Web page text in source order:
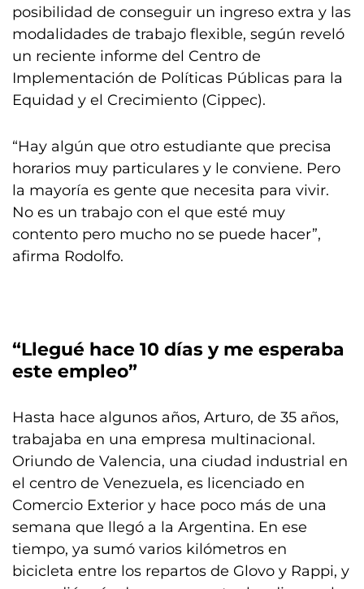
posibilidad de conseguir un ingreso extra y las
modalidades de trabajo flexible, según reveló
un reciente informe del Centro de
Implementación de Políticas Públicas para la
Equidad y el Crecimiento (Cippec).
“Hay algún que otro estudiante que precisa
horarios muy particulares y le conviene. Pero
la mayoría es gente que necesita para vivir.
No es un trabajo con el que esté muy
contento pero mucho no se puede hacer”,
afirma Rodolfo.
“Llegué hace 10 días y me esperaba
este empleo”
Hasta hace algunos años, Arturo, de 35 años,
trabajaba en una empresa multinacional.
Oriundo de Valencia, una ciudad industrial en
el centro de Venezuela, es licenciado en
Comercio Exterior y hace poco más de una
semana que llegó a la Argentina. En ese
tiempo, ya sumó varios kilómetros en
bicicleta entre los repartos de Glovo y Rappi, y